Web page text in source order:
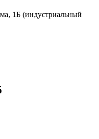
1Б (индустриальный